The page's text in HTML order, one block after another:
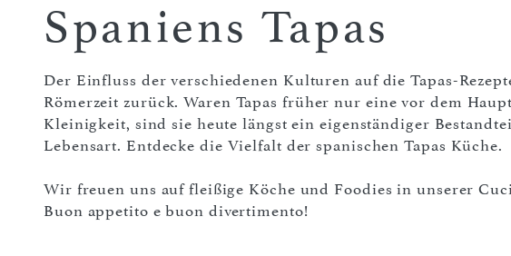
Spaniens Tapas
Der Einfluss der verschiedenen Kulturen auf die Tapas-
Römerzeit zurück. Waren Tapas früher nur eine vor dem
Kleinigkeit, sind sie heute längst ein eigenständiger
Lebensart. Entdecke die Vielfalt der spanischen Tapas Küche.
Wir freuen uns auf fleißige Köche und Foodies in unserer
Buon appetito e buon divertimento!